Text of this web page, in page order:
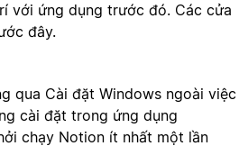
với ứng dụng trước đó. Các cửa
đây.
qua Cài đặt Windows ngoài việc
cài đặt trong ứng dụng
chạy Notion ít nhất một lần